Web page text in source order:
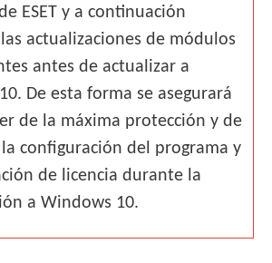
ESET y a continuación
actualizaciones de módulos
antes de actualizar a
De esta forma se asegurará
de la máxima protección y de
configuración del programa y
de licencia durante la
a Windows 10.